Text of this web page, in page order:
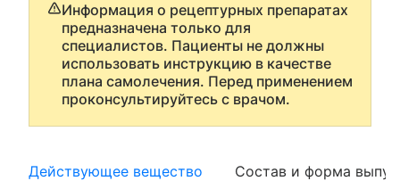
Информация о рецептурных препаратах
предназначена только для
специалистов. Пациенты не должны
использовать инструкцию в качестве
плана самолечения. Перед применением
проконсультируйтесь с врачом.
Действующее вещество Состав и форма